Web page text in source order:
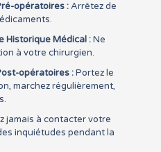
opératoires :Arrêtez de
Historique Médical :Ne
à votre chirurgien.
opératoires :Portez le
marchez régulièrement,
jamais à contacter votre
inquiétudes pendant la